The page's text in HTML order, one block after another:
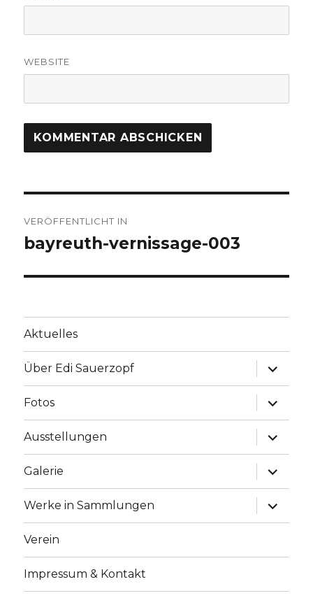
WEBSITE
Navigation
VERÖFFENTLICHT IN
bayreuth-vernissage-003
Aktuelles
Über Edi Sauerzopf
Fotos
Ausstellungen
Galerie
Werke in Sammlungen
Verein
Impressum & Kontakt